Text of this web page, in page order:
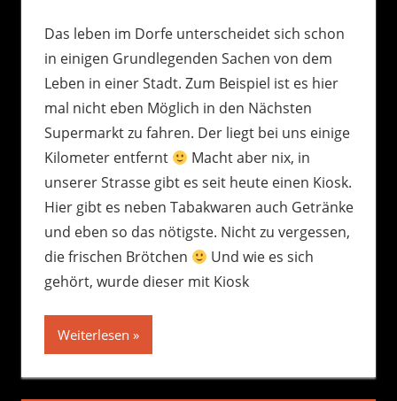
Das leben im Dorfe unterscheidet sich schon
in einigen Grundlegenden Sachen von dem
Leben in einer Stadt. Zum Beispiel ist es hier
mal nicht eben Möglich in den Nächsten
Supermarkt zu fahren. Der liegt bei uns einige
Kilometer entfernt
Macht aber nix, in
unserer Strasse gibt es seit heute einen Kiosk.
Hier gibt es neben Tabakwaren auch Getränke
und eben so das nötigste. Nicht zu vergessen,
die frischen Brötchen
Und wie es sich
gehört, wurde dieser mit Kiosk
Weiterlesen